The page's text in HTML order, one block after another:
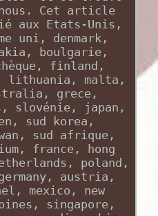
Cet article
aux Etats-Unis,
uni, denmark,
boulgarie,
finland,
lithuania, malta,
grece,
slovénie, japan,
sud korea,
sud afrique,
france, hong
poland,
austria,
mexico, new
singapore,